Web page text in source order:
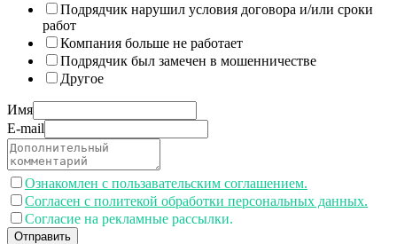
Подрядчик нарушил условия договора и/или сроки
работ
Компания больше не работает
Подрядчик был замечен в мошенничестве
Другое
Имя
E-mail
Ознакомлен с пользавательским соглашением.
Согласен с политекой обработки персональных данных.
Согласие на рекламные рассылки.
Отправить